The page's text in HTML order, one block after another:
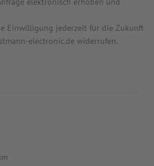
Einwilligung jederzeit für die Zukunft
electronic.de widerrufen.